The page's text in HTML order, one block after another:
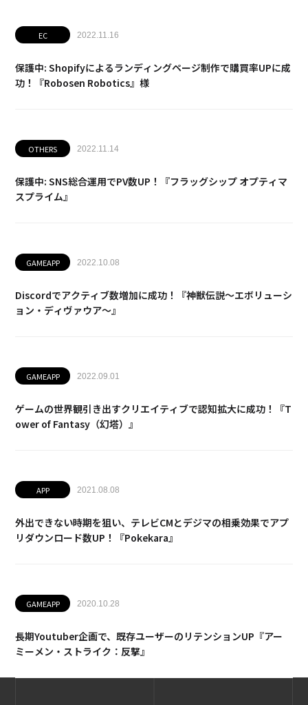
EC 2022.11.16
保護中: Shopifyによるランディングページ制作で購買率UPに成
功！『Robosen Robotics』様
OTHERS 2022.11.14
保護中: SNS総合運用でPV数UP！『フラッグシップ オプティマ
スプライム』
GAMEAPP 2022.10.08
Discordでアクティブ数増加に成功！『神獣伝説～エボリューシ
ョン・ディヴァウア～』
GAMEAPP 2022.09.01
ゲームの世界観引き出すクリエイティブで認知拡大に成功！『T
ower of Fantasy（幻塔）』
APP 2021.08.08
外出できない時期を狙い、テレビCMとデジマの相乗効果でアプ
リダウンロード数UP！『Pokekara』
GAMEAPP 2020.10.28
長期Youtuber企画で、既存ユーザーのリテンションUP『アー
ミーメン・ストライク：反撃』